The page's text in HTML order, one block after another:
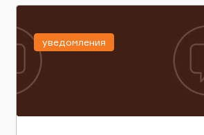
уведомления